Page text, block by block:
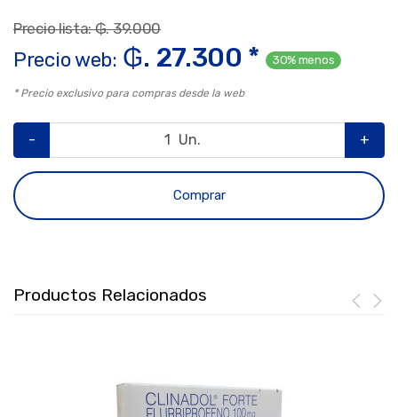
Precio lista: ₲. 39.000
Precio web: ₲. 27.300 * 30% menos
* Precio exclusivo para compras desde la web
- Un. +
Comprar
Productos Relacionados